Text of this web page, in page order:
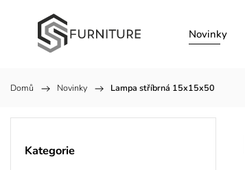
Novinky
Domů / Novinky / Lampa stříbrná 15x15x50
Kategorie